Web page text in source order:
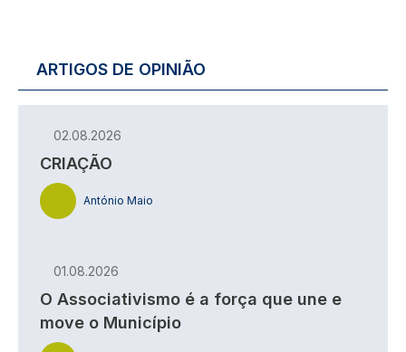
ARTIGOS DE OPINIÃO
02.08.2026
CRIAÇÃO
António Maio
01.08.2026
O Associativismo é a força que une e
move o Município